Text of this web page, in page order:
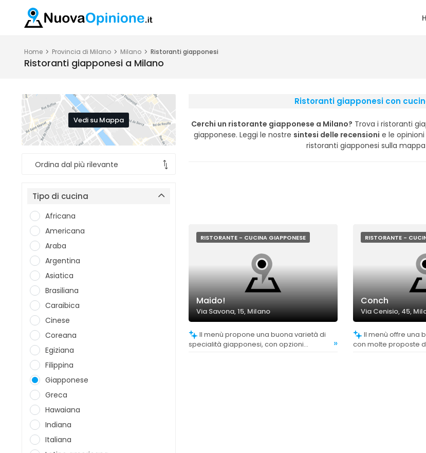
Home Provincia di Milano Milano Ristoranti giapponesi
Ristoranti giapponesi a Milano
Vedi su Mappa
Tipo di cucina
Africana
Americana
Araba
Argentina
Asiatica
Brasiliana
Caraibica
Cinese
Coreana
Egiziana
Filippina
Giapponese
Greca
Hawaiana
Indiana
Italiana
Ristoranti giapponesi con
Cerchi un ristorante giapponese a Milano? Trova i ristoranti
giapponese. Leggi le nostre sintesi delle recensioni e le
ristoranti giapponesi sulla
RISTORANTE - CUCINA GIAPPONESE
Maido!
Via Savona, 15, Milano
specialità giapponesi, con opzioni
»
RISTORANTE -
Conch
Via Cenisio, 45,
Il menù offre una buona varietà di piatti,
con molte proposte